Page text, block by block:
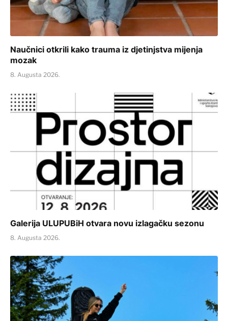
Naučnici otkrili kako trauma iz djetinjstva mijenja
mozak
8. Augusta 2026.
Galerija ULUPUBiH otvara novu izlagačku sezonu
8. Augusta 2026.